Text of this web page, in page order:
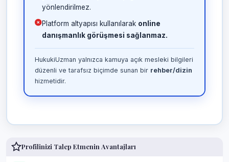
yönlendirilmez.
Platform altyapısı kullanılarak online
danışmanlık görüşmesi sağlanmaz.
HukukiUzman yalnızca kamuya açık mesleki bilgileri
düzenli ve tarafsız biçimde sunan bir rehber/dizin
hizmetidir.
Profilinizi Talep Etmenin Avantajları